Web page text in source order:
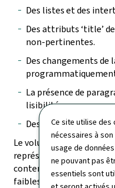
Ce site utilise
nécessaires à
usage de
ne pouvant pas
essentiels sont
Des listes et des
Des attributs ‘title’
non-pertinentes.
Des changements de
La présence de
lisibilité.
Des tableaux
Le volume des pages à
représente une charge
contenus, il a été vérifié
faiblesses de